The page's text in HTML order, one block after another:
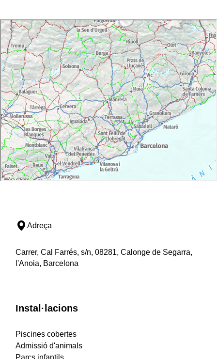
Adreça
Carrer, Cal Farrés, s/n, 08281, Calonge de Segarra,
l'Anoia, Barcelona
Instal·lacions
Piscines cobertes
Admissió d'animals
Parcs infantils